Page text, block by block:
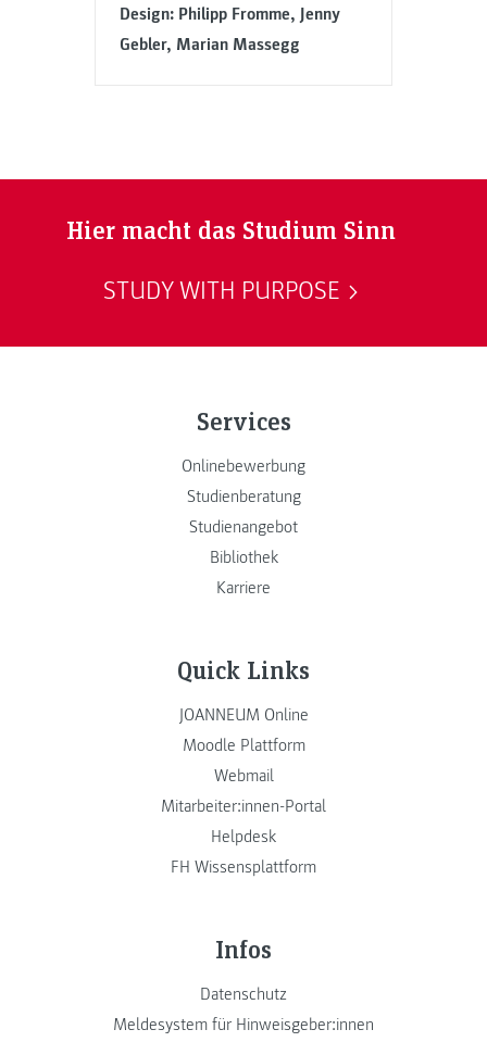
Design: Philipp Fromme, Jenny
Gebler, Marian Massegg
Hier macht das Studium Sinn
STUDY WITH PURPOSE
Services
Onlinebewerbung
Studienberatung
Studienangebot
Bibliothek
Karriere
Quick Links
JOANNEUM Online
Moodle Plattform
Webmail
Mitarbeiter:innen-Portal
Helpdesk
FH Wissensplattform
Infos
Datenschutz
Meldesystem für Hinweisgeber:innen